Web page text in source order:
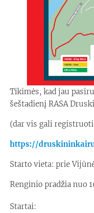
Tikimės, kad jau
šeštadienį RASA
(dar vis gali
https://
Starto vieta: prie
Renginio pradžia nuo
Startai: